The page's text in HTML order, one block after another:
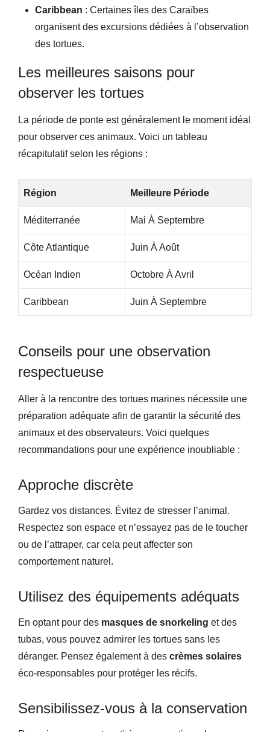
Caribbean : Certaines îles des Caraïbes
organisent des excursions dédiées à l’observation
des tortues.
Les meilleures saisons pour
observer les tortues
La période de ponte est généralement le moment idéal
pour observer ces animaux. Voici un tableau
récapitulatif selon les régions :
Région Meilleure Période
Méditerranée Mai À Septembre
Côte Atlantique Juin À Août
Océan Indien Octobre À Avril
Caribbean Juin À Septembre
Conseils pour une observation
respectueuse
Aller à la rencontre des tortues marines nécessite une
préparation adéquate afin de garantir la sécurité des
animaux et des observateurs. Voici quelques
recommandations pour une expérience inoubliable :
Approche discrète
Gardez vos distances. Évitez de stresser l’animal.
Respectez son espace et n’essayez pas de le toucher
ou de l’attraper, car cela peut affecter son
comportement naturel.
Utilisez des équipements adéquats
En optant pour des masques de snorkeling et des
tubas, vous pouvez admirer les tortues sans les
déranger. Pensez également à des crèmes solaires
éco-responsables pour protéger les récifs.
Sensibilissez-vous à la conservation